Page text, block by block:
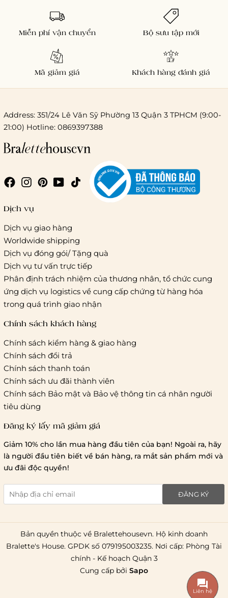
Miễn phí vận chuyển Bộ sưu tập mới
Mã giảm giá Khách hàng đánh giá
Address: 351/24 Lê Văn Sỹ Phường 13 Quận 3 TPHCM (9:00-
21:00) Hotline: 0869397388
Dịch vụ
Dịch vụ giao hàng
Worldwide shipping
Dịch vụ đóng gói/ Tặng quà
Dịch vụ tư vấn trực tiếp
Phân định trách nhiệm của thương nhân, tổ chức cung
ứng dịch vụ logistics về cung cấp chứng từ hàng hóa
trong quá trình giao nhận
Chính sách khách hàng
Chính sách kiểm hàng & giao hàng
Chính sách đổi trả
Chính sách thanh toán
Chính sách ưu đãi thành viên
Chính sách Bảo mật và Bảo vệ thông tin cá nhân người
tiêu dùng
Đăng ký lấy mã giảm giá
Giảm 10% cho lần mua hàng đầu tiên của bạn! Ngoài ra, hãy
là người đầu tiên biết về bán hàng, ra mắt sản phẩm mới và
ưu đãi độc quyền!
ĐĂNG KÝ
Bản quyền thuộc về Bralettehousevn. Hộ kinh doanh
Bralette's House. GPDK số 079195003235. Nơi cấp: Phòng Tài
chính - Kế hoạch Quận 3
Cung cấp bởi Sapo
Liên hệ